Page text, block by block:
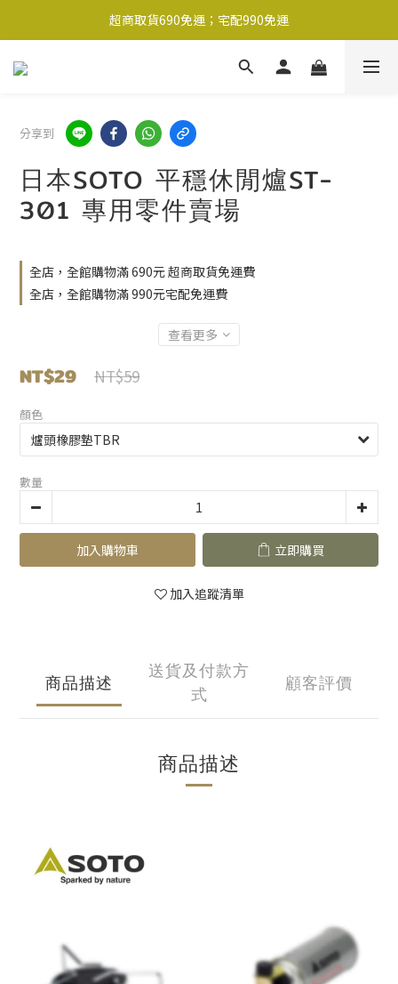
超商取貨690免運；宅配990免運
超商取貨690免運；宅配990免運
1-2工作天內出貨
分享到
日本SOTO 平穩休閒爐ST-
301 專用零件賣場
全店，全館購物滿 690元 超商取貨免運費
全店，全館購物滿 990元宅配免運費
查看更多
NT$29 NT$59
顏色
數量
加入購物車 立即購買
加入追蹤清單
商品描述
送貨及付款方
式
顧客評價
商品描述